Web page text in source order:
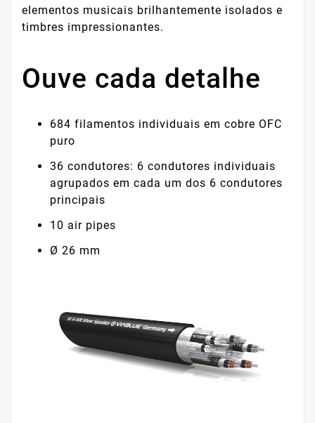
elementos musicais brilhantemente isolados e
timbres impressionantes.
Ouve cada detalhe
684 filamentos individuais em cobre OFC
puro
36 condutores: 6 condutores individuais
agrupados em cada um dos 6 condutores
principais
10 air pipes
Ø 26 mm